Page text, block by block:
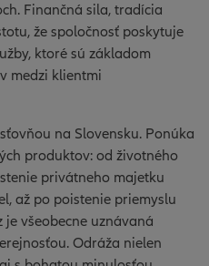
Finančná sila, tradícia
že spoločnosť poskytuje
ktoré sú základom
medzi klientmi
na Slovensku. Ponúka
produktov: od životného
privátneho majetku
až po poistenie priemyslu
všeobecne uznávaná
Odráža nielen